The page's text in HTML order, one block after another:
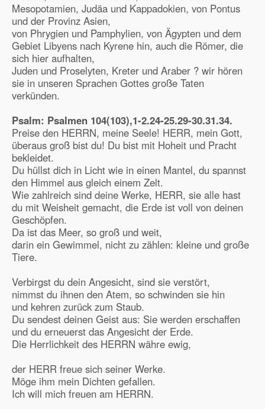
Mesopotamien, Judäa und Kappadokien, von Pontus
und der Provinz Asien,
von Phrygien und Pamphylien, von Ägypten und dem
Gebiet Libyens nach Kyrene hin, auch die Römer, die
sich hier aufhalten,
Juden und Proselyten, Kreter und Araber ? wir hören
sie in unseren Sprachen Gottes große Taten
verkünden.
Psalm: Psalmen 104(103),1-2.24-25.29-30.31.34.
Preise den HERRN, meine Seele! HERR, mein Gott,
überaus groß bist du! Du bist mit Hoheit und Pracht
bekleidet.
Du hüllst dich in Licht wie in einen Mantel, du spannst
den Himmel aus gleich einem Zelt.
Wie zahlreich sind deine Werke, HERR, sie alle hast
du mit Weisheit gemacht, die Erde ist voll von deinen
Geschöpfen.
Da ist das Meer, so groß und weit,
darin ein Gewimmel, nicht zu zählen: kleine und große
Tiere.
Verbirgst du dein Angesicht, sind sie verstört,
nimmst du ihnen den Atem, so schwinden sie hin
und kehren zurück zum Staub.
Du sendest deinen Geist aus: Sie werden erschaffen
und du erneuerst das Angesicht der Erde.
Die Herrlichkeit des HERRN währe ewig,
der HERR freue sich seiner Werke.
Möge ihm mein Dichten gefallen.
Ich will mich freuen am HERRN.